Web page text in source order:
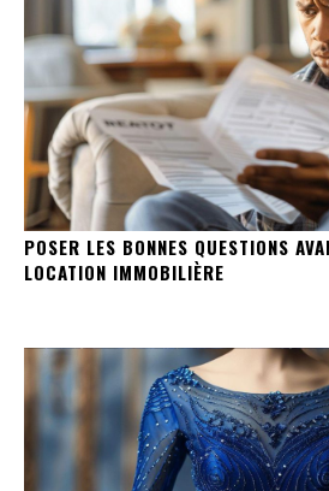
POSER LES BONNES QUESTIONS
LOCATION IMMOBILIÈRE